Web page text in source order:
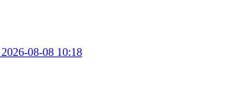
2026-08-08 10:18